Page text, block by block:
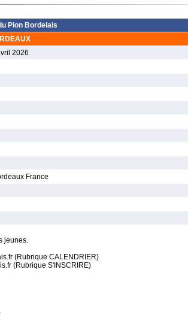
Pion Bordelais
2026
France
jeunes.
(Rubrique CALENDRIER)
(Rubrique S'INSCRIRE)